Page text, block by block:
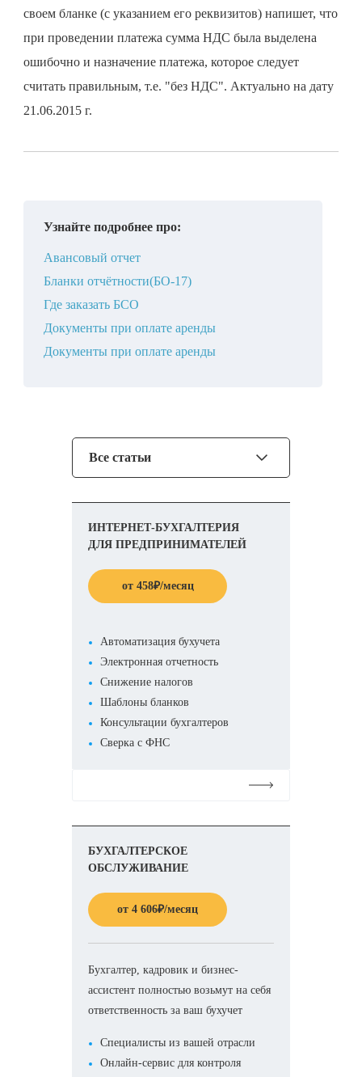
своем бланке (с указанием его реквизитов) напишет, что
при проведении платежа сумма НДС была выделена
ошибочно и назначение платежа, которое следует
считать правильным, т.е. "без НДС". Актуально на дату
21.06.2015 г.
Узнайте подробнее про:
Авансовый отчет
Бланки отчётности(БО-17)
Где заказать БСО
Документы при оплате аренды
Документы при оплате аренды
Все статьи
ИНТЕРНЕТ-БУХГАЛТЕРИЯ
ДЛЯ ПРЕДПРИНИМАТЕЛЕЙ
от 458₽/месяц
Автоматизация бухучета
Электронная отчетность
Снижение налогов
Шаблоны бланков
Консультации бухгалтеров
Сверка с ФНС
БУХГАЛТЕРСКОЕ
ОБСЛУЖИВАНИЕ
от 4 606₽/месяц
Бухгалтер, кадровик и бизнес-
ассистент полностью возьмут на себя
ответственность за ваш бухучет
Специалисты из вашей отрасли
Онлайн-сервис для контроля